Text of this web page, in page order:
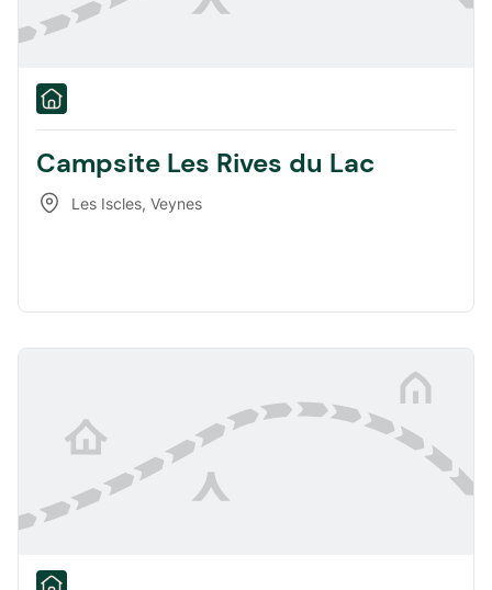
Campsite Les Rives du Lac
Les Iscles, Veynes